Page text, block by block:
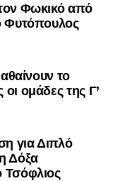
Φωκικό από
Φυτόπουλος
το
ομάδες της Γ’
για Διπλό
Δόξα
Τσόφλιος